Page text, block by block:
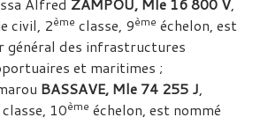
civil, 2ème classe, 9ème échelon, est
général des infrastructures
et maritimes ;
BASSAVE, Mle 74 255 J,
classe, 10ème échelon, est nommé